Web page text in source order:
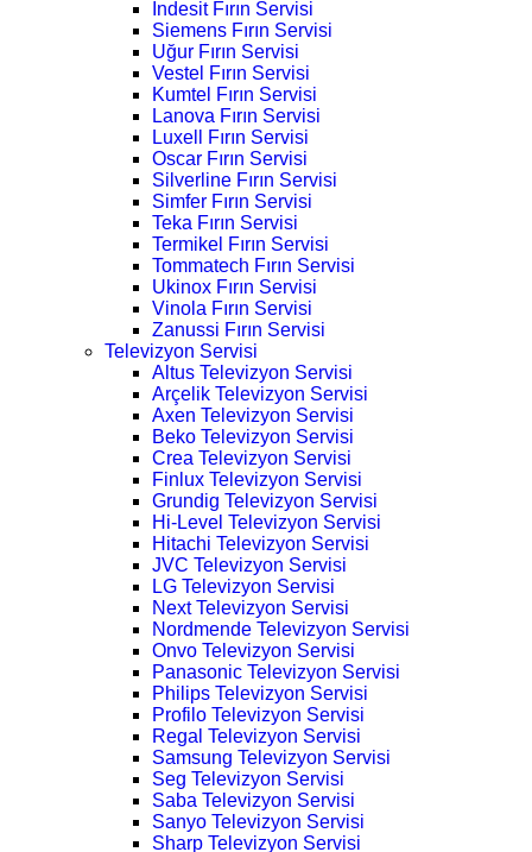
Indesit Fırın Servisi
Siemens Fırın Servisi
Uğur Fırın Servisi
Vestel Fırın Servisi
Kumtel Fırın Servisi
Lanova Fırın Servisi
Luxell Fırın Servisi
Oscar Fırın Servisi
Silverline Fırın Servisi
Simfer Fırın Servisi
Teka Fırın Servisi
Termikel Fırın Servisi
Tommatech Fırın Servisi
Ukinox Fırın Servisi
Vinola Fırın Servisi
Zanussi Fırın Servisi
Televizyon Servisi
Altus Televizyon Servisi
Arçelik Televizyon Servisi
Axen Televizyon Servisi
Beko Televizyon Servisi
Crea Televizyon Servisi
Finlux Televizyon Servisi
Grundig Televizyon Servisi
Hi-Level Televizyon Servisi
Hitachi Televizyon Servisi
JVC Televizyon Servisi
LG Televizyon Servisi
Next Televizyon Servisi
Nordmende Televizyon Servisi
Onvo Televizyon Servisi
Panasonic Televizyon Servisi
Philips Televizyon Servisi
Profilo Televizyon Servisi
Regal Televizyon Servisi
Samsung Televizyon Servisi
Seg Televizyon Servisi
Saba Televizyon Servisi
Sanyo Televizyon Servisi
Sharp Televizyon Servisi